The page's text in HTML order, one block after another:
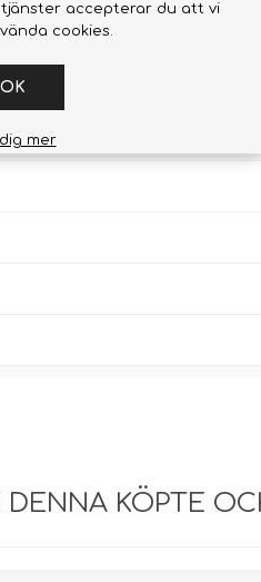
KÖPTE
accepterar du att vi
cookies.
OK
mer